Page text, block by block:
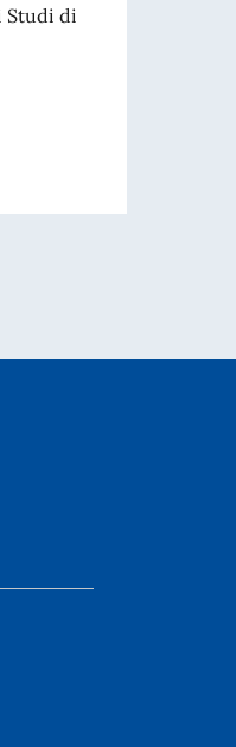
al sig. Daniel Andrés Alfredo
Studi di
delegazione dell’Università